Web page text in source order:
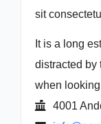
sit
It is a long
distracted by
when
4001